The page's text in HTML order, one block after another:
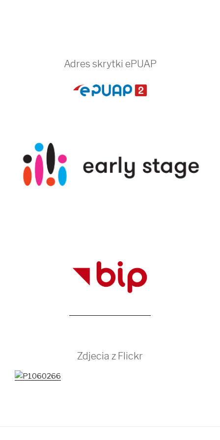
Adres skrytki ePUAP
Zdjecia z Flickr